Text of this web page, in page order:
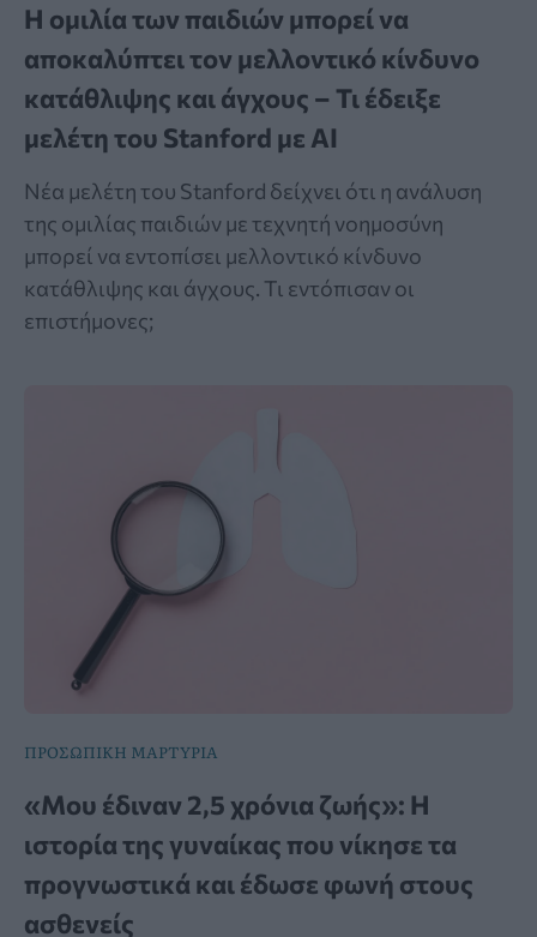
Η ομιλία των παιδιών μπορεί να
αποκαλύπτει τον μελλοντικό κίνδυνο
κατάθλιψης και άγχους – Τι έδειξε
μελέτη του Stanford με AI
Νέα μελέτη του Stanford δείχνει ότι η ανάλυση
της ομιλίας παιδιών με τεχνητή νοημοσύνη
μπορεί να εντοπίσει μελλοντικό κίνδυνο
κατάθλιψης και άγχους. Τι εντόπισαν οι
επιστήμονες;
ΠΡΟΣΩΠΙΚΗ ΜΑΡΤΥΡΙΑ
«Μου έδιναν 2,5 χρόνια ζωής»: Η
ιστορία της γυναίκας που νίκησε τα
προγνωστικά και έδωσε φωνή στους
ασθενείς